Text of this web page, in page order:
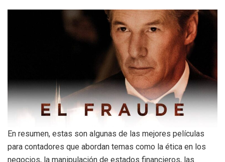
En resumen, estas son algunas de las mejores películas
para contadores que abordan temas como la ética en los
negocios, la manipulación de estados financieros, las